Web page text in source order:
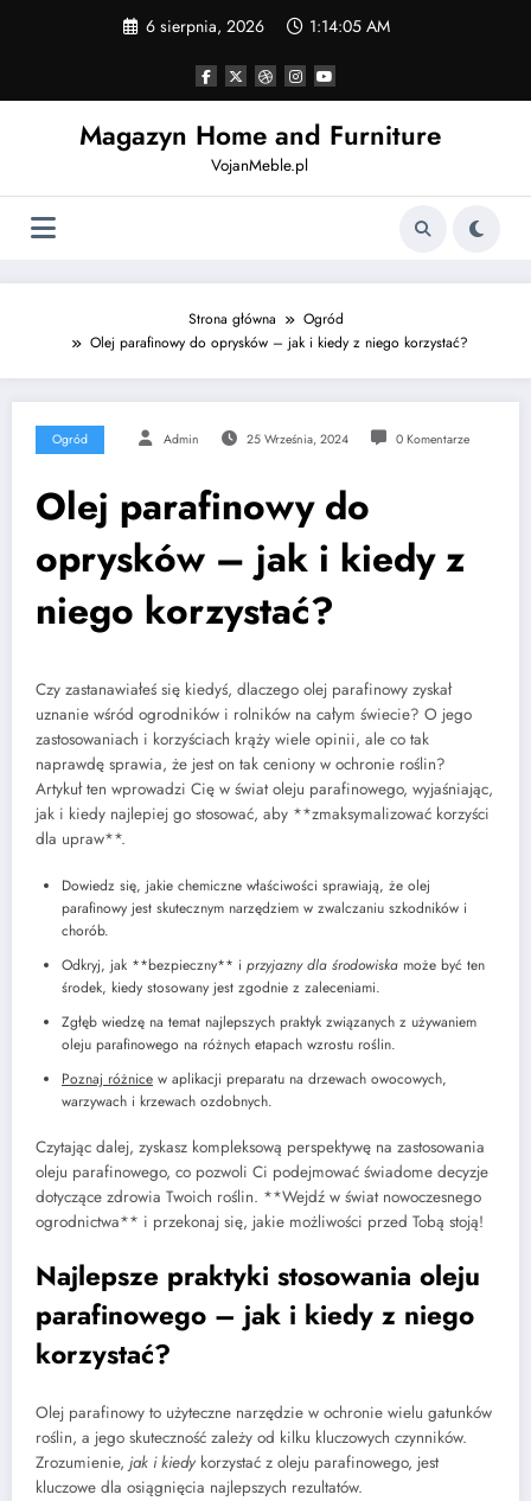
6 sierpnia, 2026 1:14:06 AM
Magazyn Home and Furniture
VojanMeble.pl
Strona główna
Ogród
Olej parafinowy do oprysków – jak i kiedy z niego korzystać?
Ogród Admin 25 Września, 2024 0 Komentarze
Olej parafinowy do
oprysków – jak i kiedy z
niego korzystać?
Czy zastanawiałeś się kiedyś, dlaczego olej parafinowy zyskał
uznanie wśród ogrodników i rolników na całym świecie? O jego
zastosowaniach i korzyściach krąży wiele opinii, ale co tak
naprawdę sprawia, że jest on tak ceniony w ochronie roślin?
Artykuł ten wprowadzi Cię w świat oleju parafinowego, wyjaśniając,
jak i kiedy najlepiej go stosować, aby **zmaksymalizować korzyści
dla upraw**.
Dowiedz się, jakie chemiczne właściwości sprawiają, że olej
parafinowy jest skutecznym narzędziem w zwalczaniu szkodników i
chorób.
Odkryj, jak **bezpieczny** i przyjazny dla środowiska może być ten
środek, kiedy stosowany jest zgodnie z zaleceniami.
Zgłęb wiedzę na temat najlepszych praktyk związanych z używaniem
oleju parafinowego na różnych etapach wzrostu roślin.
Poznaj różnice w aplikacji preparatu na drzewach owocowych,
warzywach i krzewach ozdobnych.
Czytając dalej, zyskasz kompleksową perspektywę na zastosowania
oleju parafinowego, co pozwoli Ci podejmować świadome decyzje
dotyczące zdrowia Twoich roślin. **Wejdź w świat nowoczesnego
ogrodnictwa** i przekonaj się, jakie możliwości przed Tobą stoją!
Najlepsze praktyki stosowania oleju
parafinowego – jak i kiedy z niego
korzystać?
Olej parafinowy to użyteczne narzędzie w ochronie wielu gatunków
roślin, a jego skuteczność zależy od kilku kluczowych czynników.
Zrozumienie, jak i kiedy korzystać z oleju parafinowego, jest
kluczowe dla osiągnięcia najlepszych rezultatów.